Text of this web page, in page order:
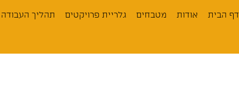
דף הבית אודות מטבחים גלריית פרויקטים תהליך העבודה